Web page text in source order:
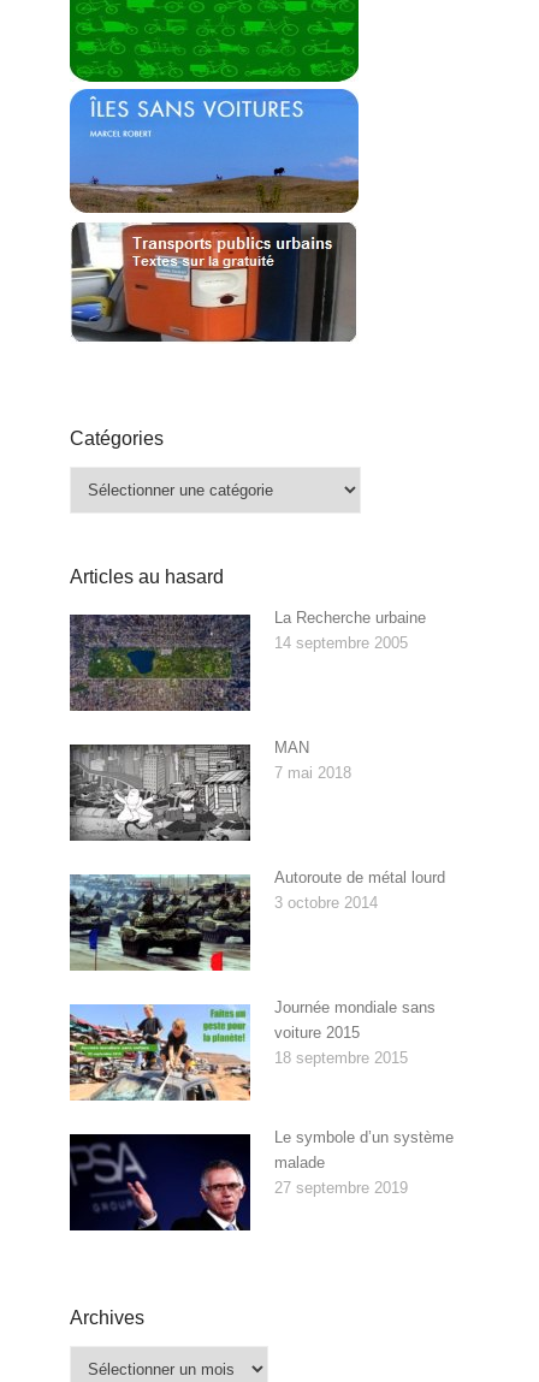
Catégories
Catégories
Articles au hasard
La Recherche urbaine
14 septembre 2005
MAN
7 mai 2018
Autoroute de métal lourd
3 octobre 2014
Journée mondiale sans
voiture 2015
18 septembre 2015
Le symbole d’un système
malade
27 septembre 2019
Archives
Archives